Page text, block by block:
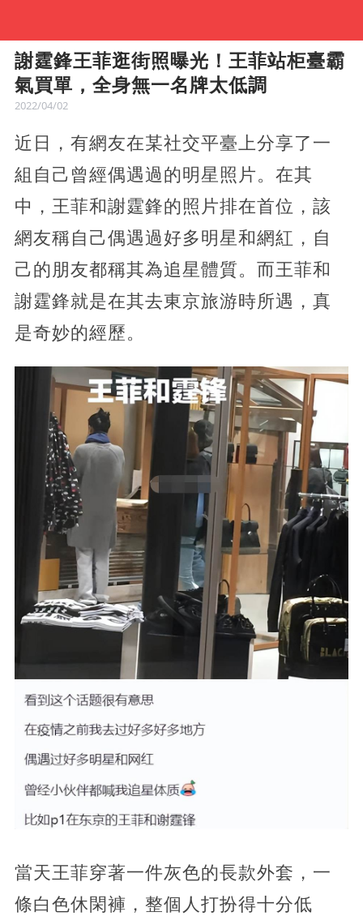
謝霆鋒王菲逛街照曝光！王菲站柜臺霸
氣買單，全身無一名牌太低調
2022/04/02
近日，有網友在某社交平臺上分享了一
組自己曾經偶遇過的明星照片。在其
中，王菲和謝霆鋒的照片排在首位，該
網友稱自己偶遇過好多明星和網紅，自
己的朋友都稱其為追星體質。而王菲和
謝霆鋒就是在其去東京旅游時所遇，真
是奇妙的經歷。
當天王菲穿著一件灰色的長款外套，一
條白色休閑褲，整個人打扮得十分低